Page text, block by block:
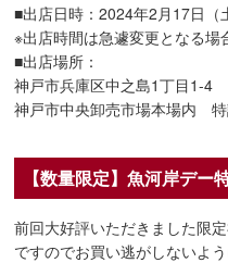
■出店日時：2024年2月17日（
※出店時間は急遽変更となる場
■出店場所：
神戸市兵庫区中之島1丁目1-4
神戸市中央卸売市場本場内 特
【数量限定】魚河岸デー
前回大好評いただきました限
ですのでお買い逃がしないよ